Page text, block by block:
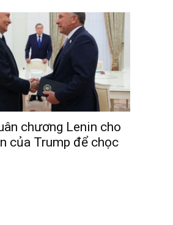
chương Lenin cho
của Trump để chọc